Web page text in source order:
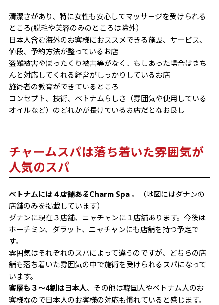
清潔さがあり、特に女性も安心してマッサージを受けられる
ところ(脱毛や美容のみのところは除外）
日本人含む海外のお客様におススメできる施設、サービス、
値段、予約方法が整っているお店
盗難被害やぼったくり被害等がなく、もしあった場合はきち
んと対応してくれる経営がしっかりしているお店
施術者の教育ができているところ
コンセプト、技術、ベトナムらしさ（雰囲気や使用している
オイルなど）のどれかが長けているお店だとなお良し
チャームスパは落ち着いた雰囲気が
人気のスパ
ベトナムには４店舗あるCharm Spa 。（地図にはダナンの
店舗のみを掲載しています）
ダナンに現在３店舗、ニャチャンに１店舗あります。今後は
ホーチミン、ダラット、ニャチャンにも店舗を持つ予定で
す。
雰囲気はそれぞれのスパによって違うのですが、どちらの店
舗も落ち着いた雰囲気の中で施術を受けられるスパになって
います。
客層も３～4割は日本人、その他は韓国人やベトナム人のお
客様なので日本人のお客様の対応も慣れていると感じます。